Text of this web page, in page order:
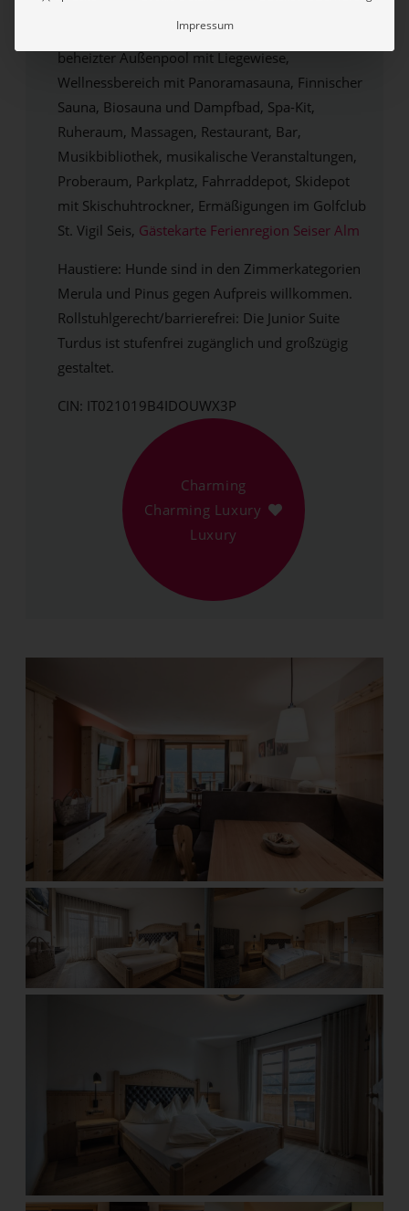
Frühstück, Lounge mit Flügel, ganzjährig
beheizter Außenpool mit Liegewiese,
Wellnessbereich mit Panoramasauna, Finnischer
Sauna, Biosauna und Dampfbad, Spa-Kit,
Ruheraum, Massagen, Restaurant, Bar,
Musikbibliothek, musikalische Veranstaltungen,
Proberaum, Parkplatz, Fahrraddepot, Skidepot
mit Skischuhtrockner, Ermäßigungen im Golfclub
St. Vigil Seis, Gästekarte Ferienregion Seiser Alm
Haustiere: Hunde sind in den Zimmerkategorien
Merula und Pinus gegen Aufpreis willkommen.
Rollstuhlgerecht/barrierefrei: Die Junior Suite
Turdus ist stufenfrei zugänglich und großzügig
gestaltet.
CIN: IT021019B4IDOUWX3P
Charming
Charming Luxury
Luxury
Impressum